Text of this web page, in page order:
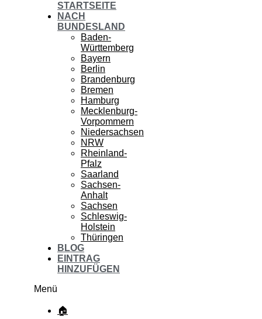
STARTSEITE
NACH
BUNDESLAND
Baden-
Württemberg
Bayern
Berlin
Brandenburg
Bremen
Hamburg
Mecklenburg-
Vorpommern
Niedersachsen
NRW
Rheinland-
Pfalz
Saarland
Sachsen-
Anhalt
Sachsen
Schleswig-
Holstein
Thüringen
BLOG
EINTRAG
HINZUFÜGEN
Menü
🏠